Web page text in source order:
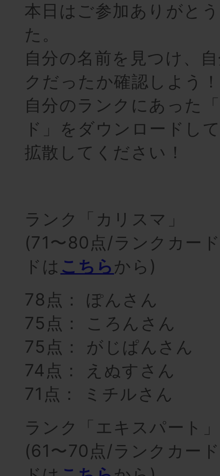
本日はご参加ありがと
た。
自分の名前を見つけ、
クだったか確認しよう！
自分のランクにあった
ド」をダウンロードし
拡散してください！
ランク「カリスマ」
(71〜80点/ランクカー
ドは こちらから)
78点： ぽんさん
75点： ころんさん
75点： がじぱんさん
74点： えぬすさん
71点： ミチルさん
ランク「エキスパート」
(61〜70点/ランクカー